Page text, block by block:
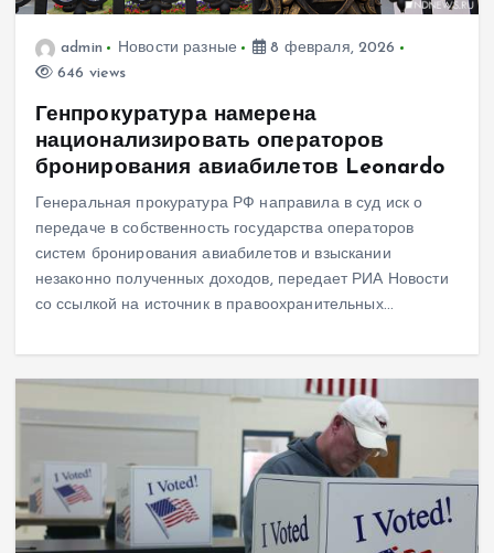
admin Новости разные
8 февраля, 2026
646 views
Генпрокуратура намерена
национализировать операторов
бронирования авиабилетов Leonardo
Генеральная прокуратура РФ направила в суд иск о
передаче в собственность государства операторов
систем бронирования авиабилетов и взыскании
незаконно полученных доходов, передает РИА Новости
со ссылкой на источник в правоохранительных…